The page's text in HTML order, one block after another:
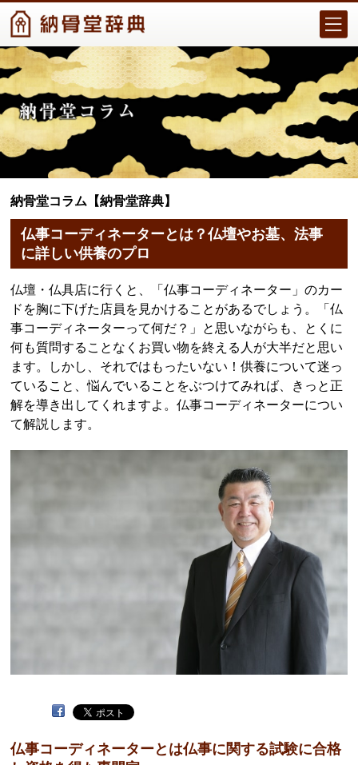
納骨堂コラム【納骨堂辞典】
仏事コーディネーターとは？仏壇やお墓、法事
に詳しい供養のプロ
仏壇・仏具店に行くと、「仏事コーディネーター」のカー
ドを胸に下げた店員を見かけることがあるでしょう。「仏
事コーディネーターって何だ？」と思いながらも、とくに
何も質問することなくお買い物を終える人が大半だと思い
ます。しかし、それではもったいない！供養について迷っ
ていること、悩んでいることをぶつけてみれば、きっと正
解を導き出してくれますよ。仏事コーディネーターについ
て解説します。
仏事コーディネーターとは仏事に関する試験に合格